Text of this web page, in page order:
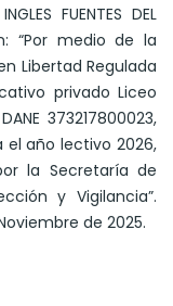
FUENTES DEL
“Por medio de la
Libertad Regulada
privado Liceo
373217800023,
año lectivo 2026,
la Secretaría de
y Vigilancia”.
de 2025.